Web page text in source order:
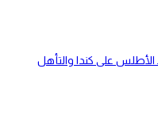
على كندا والتأهل